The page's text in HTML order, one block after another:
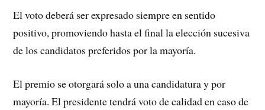
El voto deberá ser expresado siempre en sentido
positivo, promoviendo hasta el final la elección sucesiva
de los candidatos preferidos por la mayoría.
El premio se otorgará solo a una candidatura y por
mayoría. El presidente tendrá voto de calidad en caso de